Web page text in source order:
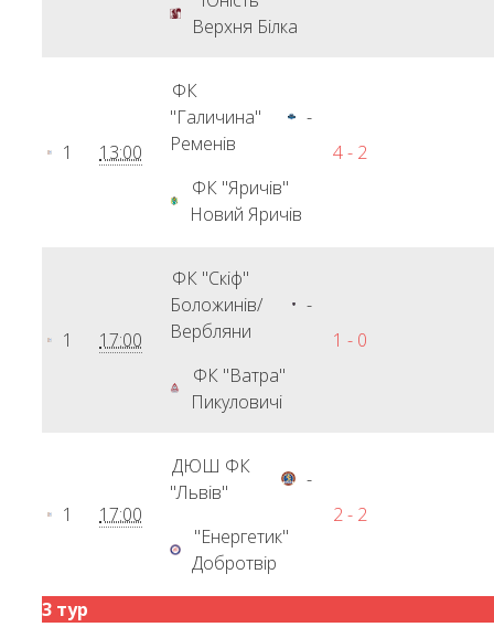
Верхня Білка
1 13:00
ФК
"Галичина"
Ременів
-
ФК "Яричів"
Новий Яричів
4 - 2
1 17:00
ФК "Скіф"
Боложинів/
Вербляни
-
ФК "Ватра"
Пикуловичі
1 - 0
1 17:00
ДЮШ ФК
"Львів"
-
"Енергетик"
Добротвір
2 - 2
3 тур